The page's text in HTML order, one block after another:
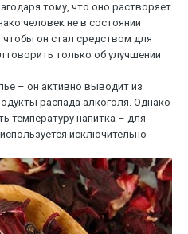
тому, что оно растворяет
человек не в состоянии
чтобы он стал средством для
говорить только об улучшении
– он активно выводит из
распада алкоголя. Однако
температуру напитка – для
исключительно